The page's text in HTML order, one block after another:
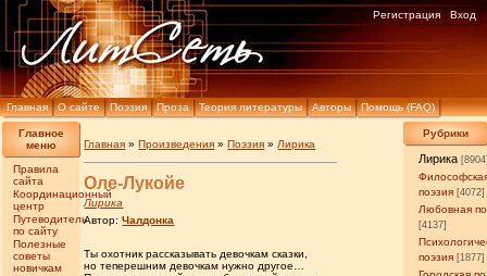
Главная О сайте Поэзия Проза Теория литературы Авторы Помощь (FAQ)
Регистрация Вход
Главное
меню
Правила
сайта
Координационный
центр
Путеводитель
по сайту
Полезные
советы
новичкам
Рубрики
Лирика
поэзия [4072]
Любовная
[4137]
поэзия [1877]
Главная »Произведения »Поэзия » Лирика
Оле-Лукойе
Лирика
Автор:Чалдонка
Ты охотник рассказывать девочкам сказки,
но теперешним девочкам нужно другое…